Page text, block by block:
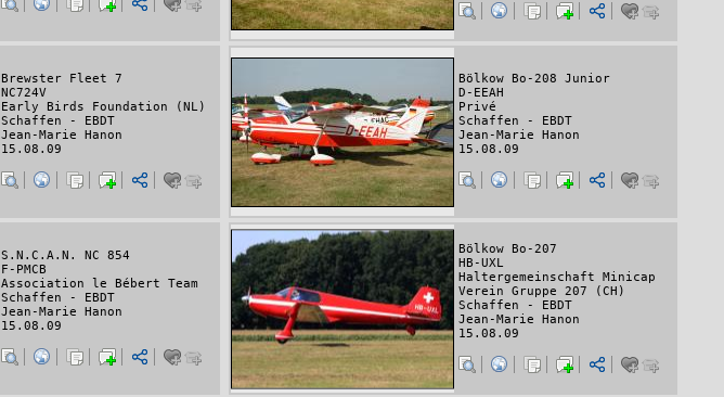
Brewster Fleet 7
NC724V
Early Birds Foundation (NL)
Schaffen - EBDT
Jean-Marie Hanon
15.08.09
Bölkow Bo-208 Junior
D-EEAH
Privé
Schaffen - EBDT
Jean-Marie Hanon
15.08.09
S.N.C.A.N. NC 854
F-PMCB
Association le Bébert Team
Schaffen - EBDT
Jean-Marie Hanon
15.08.09
Bölkow Bo-207
HB-UXL
Haltergemeinschaft Minicap
Verein Gruppe 207 (CH)
Schaffen - EBDT
Jean-Marie Hanon
15.08.09